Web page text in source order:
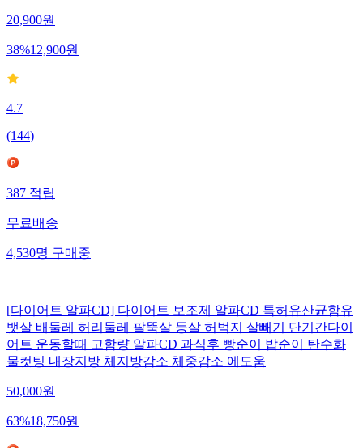
20,900원
38%12,900원
4.7
(144)
387 적립
무료배송
4,530명 구매중
[다이어트 알파CD] 다이어트 보조제 알파CD 특허유산균함유
뱃살 배둘레 허리둘레 팔뚝살 등살 허벅지 살빼기 단기간다이
어트 운동할때 고함량 알파CD 과식후 빵순이 밥순이 탄수화
물컷팅 내장지방 체지방감소 체중감소 에도움
50,000원
63%18,750원